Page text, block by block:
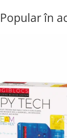
Popular în